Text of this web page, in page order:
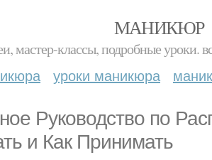
МАНИКЮР
мастер-классы, подробные уроки.
уроки маникюра
Руководство по
и Как Принимать